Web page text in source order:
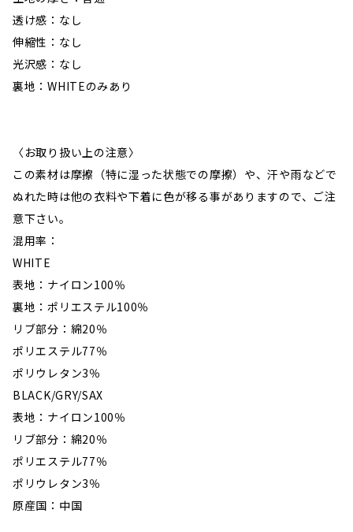
透け感：なし
伸縮性：なし
光沢感：なし
裏地：WHITEのみあり
〈お取り扱い上の注意〉
この素材は摩擦（特に湿った状態での摩擦）や、汗や雨などで
ぬれた時は他の衣料や下着に色が移る事がありますので、ご注
意下さい。
混用率：
WHITE
表地：ナイロン100％
裏地：ポリエステル100％
リブ部分：綿20％
ポリエステル77％
ポリウレタン3％
BLACK/GRY/SAX
表地：ナイロン100％
リブ部分：綿20％
ポリエステル77％
ポリウレタン3％
原産国：中国